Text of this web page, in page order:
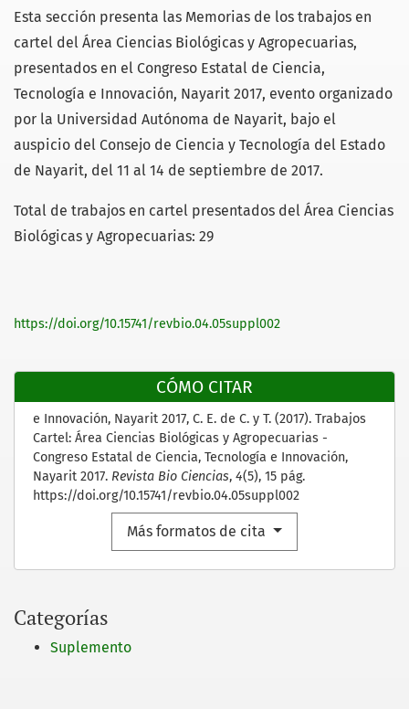
Categorías
Suplemento
CÓMO CITAR
e Innovación, Nayarit 2017, C. E. de C. y T. (2017). Trabajos
Cartel: Área Ciencias Biológicas y Agropecuarias -
Congreso Estatal de Ciencia, Tecnología e Innovación,
Nayarit 2017. Revista Bio Ciencias, 4(5), 15 pág.
https://doi.org/10.15741/revbio.04.05suppl002
Más formatos de cita
Esta sección presenta las Memorias de los trabajos en
cartel del Área Ciencias Biológicas y Agropecuarias,
presentados en el Congreso Estatal de Ciencia,
Tecnología e Innovación, Nayarit 2017, evento organizado
por la Universidad Autónoma de Nayarit, bajo el
auspicio del Consejo de Ciencia y Tecnología del Estado
de Nayarit, del 11 al 14 de septiembre de 2017.
Total de trabajos en cartel presentados del Área Ciencias
Biológicas y Agropecuarias: 29
https://doi.org/10.15741/revbio.04.05suppl002